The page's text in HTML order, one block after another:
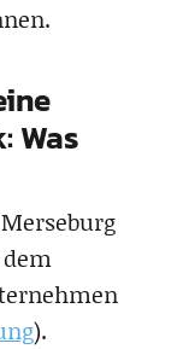
Was
).